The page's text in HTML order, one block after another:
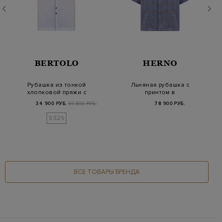
BERTOLO
Рубашка из тонкой
хлопковой пряжи с
контрастной оканто…
34 900 РУБ. 69 800 РУБ.
SS25
HERNO
Льняная рубашка с
принтом в
мелованную клетку
78 900 РУБ.
ВСЕ ТОВАРЫ БРЕНДА